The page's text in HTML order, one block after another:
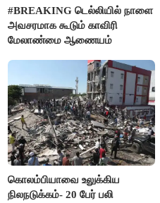
#BREAKING டெல்லியில் நாளை
அவசரமாக கூடும் காவிரி
மேலாண்மை ஆணையம்
கொலம்பியாவை உலுக்கிய
நிலநடுக்கம்- 20 பேர் பலி